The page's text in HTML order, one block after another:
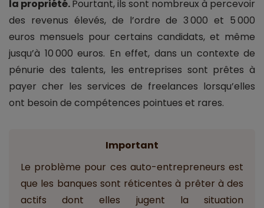
la propriété.Pourtant, ils sont nombreux à percevoir
des revenus élevés, de l’ordre de 3 000 et 5 000
euros mensuels pour certains candidats, et même
jusqu’à 10 000 euros. En effet, dans un contexte de
pénurie des talents, les entreprises sont prêtes à
payer cher les services de freelances lorsqu’elles
ont besoin de compétences pointues et rares.
Important
Le problème pour ces auto-entrepreneurs est
que les banques sont réticentes à prêter à des
actifs dont elles jugent la situation